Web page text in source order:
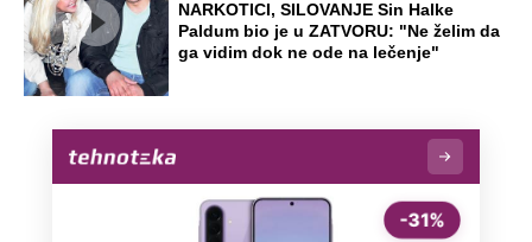
NARKOTICI, SILOVANJE Sin Halke
Paldum bio je u ZATVORU: "Ne želim da
ga vidim dok ne ode na lečenje"